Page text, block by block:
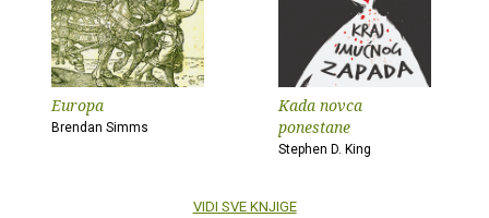
Europa
Brendan Simms
Kada novca
ponestane
Stephen D. King
VIDI SVE KNJIGE